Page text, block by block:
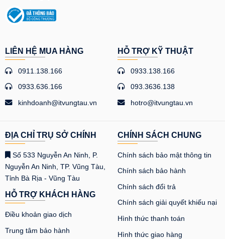
LIÊN HỆ MUA HÀNG
0911.138.166
0933.636.166
kinhdoanh@itvungtau.vn
HỖ TRỢ KỸ THUẬT
0933.138.166
093.3636.138
hotro@itvungtau.vn
ĐỊA CHỈ TRỤ SỞ CHÍNH
Số 533 Nguyễn An Ninh, P.
Nguyễn An Ninh, TP. Vũng Tàu,
Tỉnh Bà Rịa - Vũng Tàu
HỖ TRỢ KHÁCH HÀNG
Điều khoản giao dịch
Trung tâm bảo hành
CHÍNH SÁCH CHUNG
Chính sách bảo mật thông tin
Chính sách bảo hành
Chính sách đổi trả
Chính sách giải quyết khiếu nại
Hình thức thanh toán
Hình thức giao hàng